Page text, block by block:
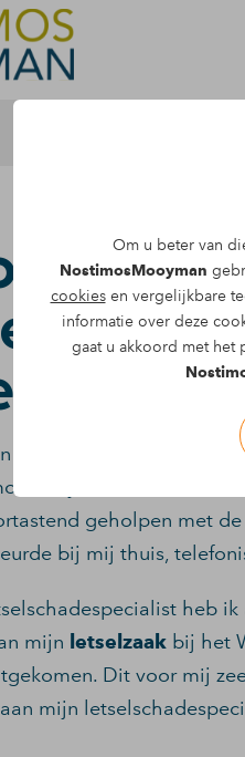
Om u beter van
NostimosMooyman
cookiesen vergelijkbare
informatie over deze
gaat u akkoord met het
auto waarbij de dader
De
geholpen met
bij mij thuis,
heb ik
mijn letselzaak bij het
Dit voor mij
mijn